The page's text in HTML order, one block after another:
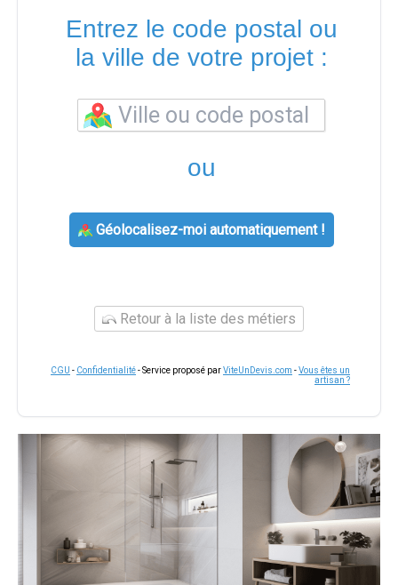
Entrez le code postal ou
la ville de votre projet :
ou
Géolocalisez-moi automatiquement !
Retour à la liste des métiers
CGU - Confidentialité- Service proposé parViteUnDevis.com -Vous êtes un
artisan ?